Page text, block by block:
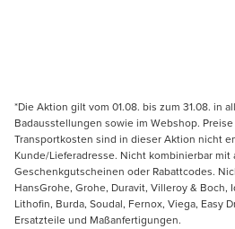
*Die Aktion gilt vom 01.08. bis zum 31.08. in
Badausstellungen sowie im Webshop. Preise
Transportkosten sind in dieser Aktion nicht
Kunde/Lieferadresse. Nicht kombinierbar
Geschenkgutscheinen oder Rabattcodes.
HansGrohe, Grohe, Duravit, Villeroy & Boch,
Lithofin, Burda, Soudal, Fernox, Viega, Easy
Ersatzteile und Maßanfertigungen.